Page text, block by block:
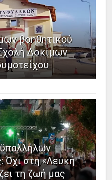
βοηθητικού
Δοκίμων
Όχι στη «Λευκή
τη ζωή μας